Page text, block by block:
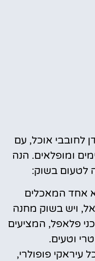
לחובבי אוכל, עם
ומופלאים. הנה
לטעום בשוק:
אחד המאכלים
ויש בשוק מחנה
פלאפל, המציעים
וטעים.
עיראקי פופולרי,